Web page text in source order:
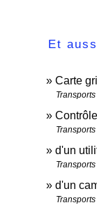
Et
Carte
d'un
d'un